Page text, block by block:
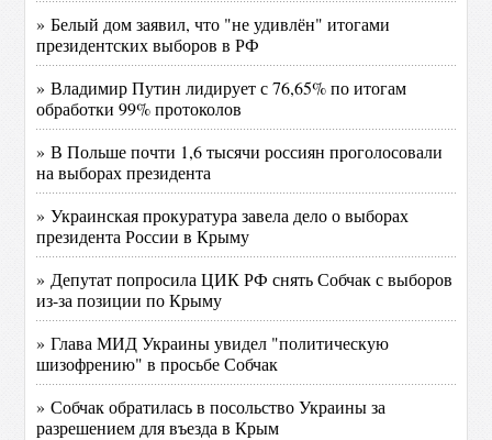
» Белый дом заявил, что "не удивлён" итогами
президентских выборов в РФ
» Владимир Путин лидирует с 76,65% по итогам
обработки 99% протоколов
» В Польше почти 1,6 тысячи россиян проголосовали
на выборах президента
» Украинская прокуратура завела дело о выборах
президента России в Крыму
» Депутат попросила ЦИК РФ снять Собчак с выборов
из-за позиции по Крыму
» Глава МИД Украины увидел "политическую
шизофрению" в просьбе Собчак
» Собчак обратилась в посольство Украины за
разрешением для въезда в Крым